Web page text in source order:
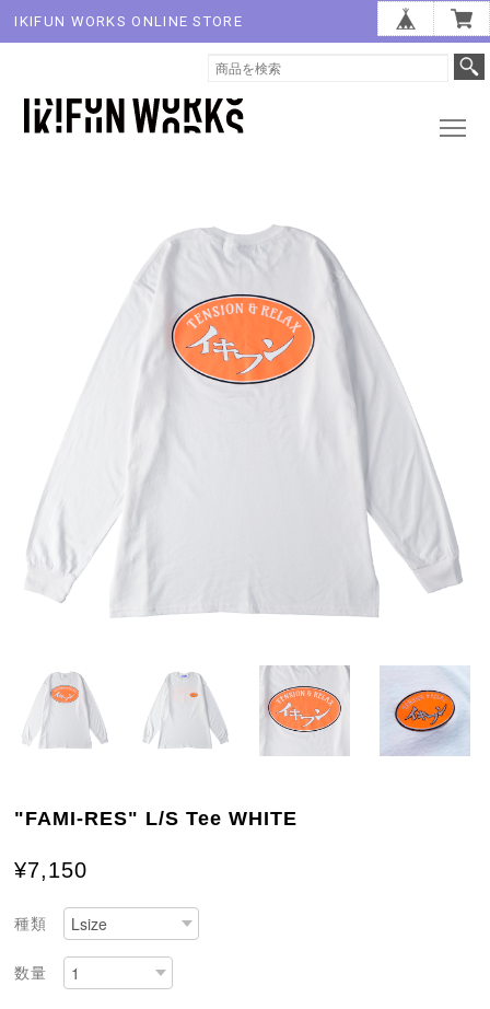
IKIFUN WORKS ONLINE STORE
"FAMI-RES" L/S Tee WHITE
¥7,150
種類
数量